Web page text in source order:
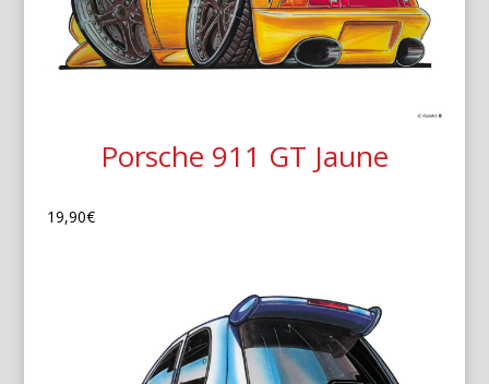
Porsche 911 GT Jaune
19,90€